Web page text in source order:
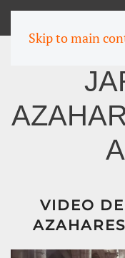
Skip to main
VIDEO